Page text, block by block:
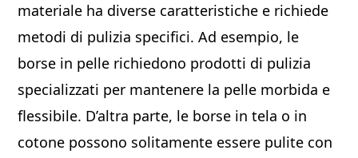
materiale ha diverse caratteristiche e richiede
metodi di pulizia specifici. Ad esempio, le
borse in pelle richiedono prodotti di pulizia
specializzati per mantenere la pelle morbida e
flessibile. D’altra parte, le borse in tela o in
cotone possono solitamente essere pulite con